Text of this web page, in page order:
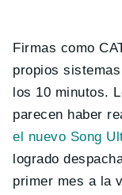
Firmas como
propios
los 10 minutos.
parecen haber
el nuevo Song
logrado
primer mes a la